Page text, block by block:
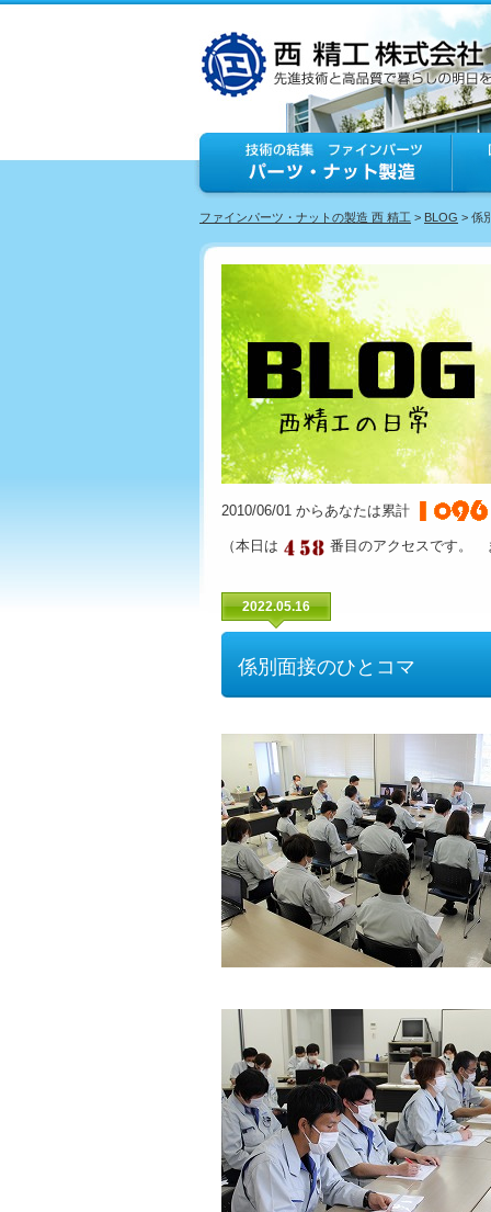
ファインパーツ・ナットの製造 西 精工 > BLOG > 係
2010/06/01 からあなたは累計
（本日は 番目のアクセスです。
2022.05.16
係別面接のひとコマ